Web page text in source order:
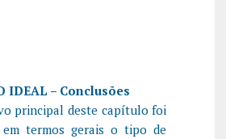
IDEAL – Conclusões
principal deste capítulo foi
termos gerais o tipo de